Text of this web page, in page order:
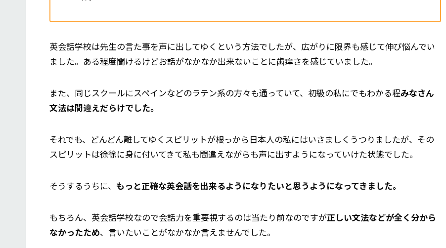
英会話学校は先生の言た事を声に出してゆくという方法でしたが、広がりに限界も感じて伸び悩んでい
ました。ある程度聞けるけどお話がなかなか出来ないことに歯痒さを感じていました。
また、同じスクールにスペインなどのラテン系の方々も通っていて、初級の私にでもわかる程みなさん
文法は間違えだらけでした。
それでも、どんどん離してゆくスピリットが根っから日本人の私にはいさましくうつりましたが、その
スピリットは徐徐に身に付いてきて私も間違えながらも声に出すようになっていけた状態でした。
そうするうちに、 もっと正確な英会話を出来るようになりたいと思うようになってきました。
もちろん、英会話学校なので会話力を重要視するのは当たり前なのですが正しい文法などが全く分から
なかったため、言いたいことがなかなか言えませんでした。